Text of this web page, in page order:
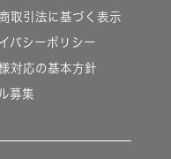
取引法に基づく表示
バシーポリシー
対応の基本方針
募集